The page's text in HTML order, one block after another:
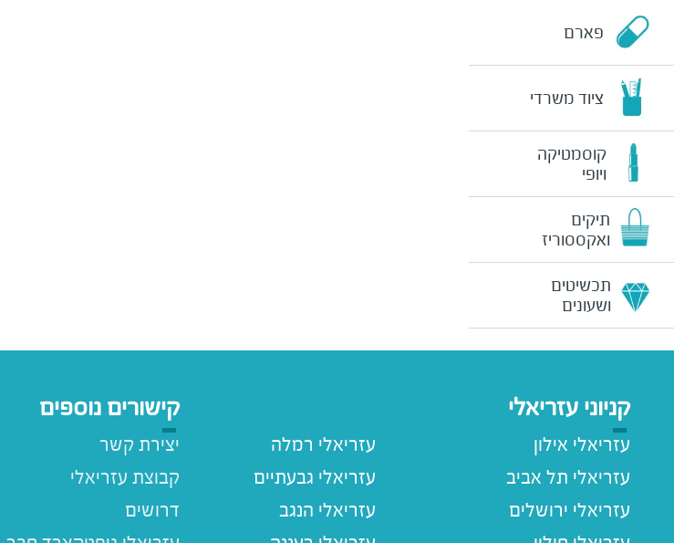
פארם
ציוד משרדי
קוסמטיקה
ויופי
תיקים
ואקססוריז
תכשיטים
ושעונים
קניוני עזריאלי
עזריאלי אילון
עזריאלי תל אביב
עזריאלי ירושלים
עזריאלי רמלה
עזריאלי גבעתיים
עזריאלי הנגב
קישורים נוספים
יצירת קשר
קבוצת עזריאלי
דרושים